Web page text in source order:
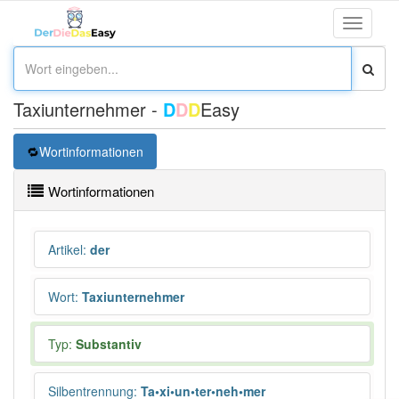
Toggle
Taxiunternehmer - DDDEasy
Wortinformationen
Wortinformationen
Artikel: der
Wort: Taxiunternehmer
Typ: Substantiv
Silbentrennung: Ta•xi•un•ter•neh•mer